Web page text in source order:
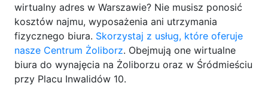
wirtualny adres w Warszawie? Nie musisz ponosić
kosztów najmu, wyposażenia ani utrzymania
fizycznego biura. Skorzystaj z usług, które oferuje
nasze Centrum Żoliborz. Obejmują one wirtualne
biura do wynajęcia na Żoliborzu oraz w Śródmieściu
przy Placu Inwalidów 10.